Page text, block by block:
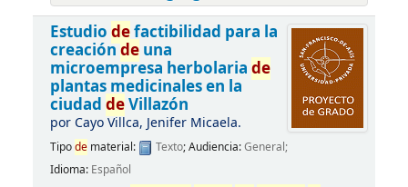
Estudio defactibilidad para la
creacióndeuna
microempresa herbolaria de
plantas medicinales en la
ciudad deVillazón
porCayo Villca, Jenifer Micaela.
Tipodematerial: Texto; Audiencia:General;
Idioma: Español